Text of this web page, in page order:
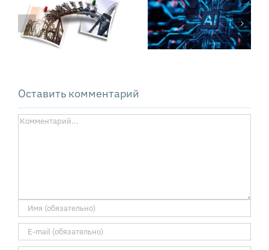
внедрение ИИ
не
«Свободные
деньги»
Сильвио
Оставить комментарий
Комментарий